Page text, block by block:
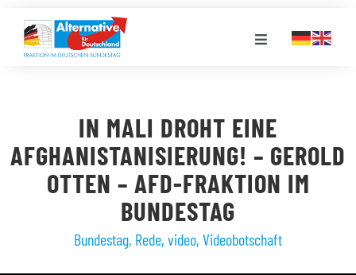
Inhalt
springen
Toggle
LANDESGRUPPEN
VERANSTALTUNGEN
IN MALI DROHT EINE
AFGHANISTANISIERUNG! – GEROLD
OTTEN – AFD-FRAKTION IM
BUNDESTAG
Bundestag, Rede, video, Videobotschaft